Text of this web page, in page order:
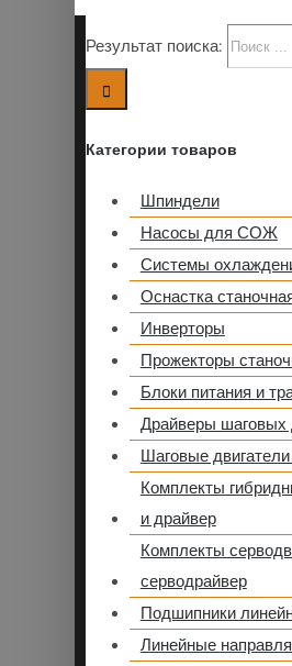
Результат поиска:
Категории товаров
Шпиндели
Насосы для СОЖ
Системы
Оснастка
Инверторы
Прожекторы
Блоки питания и
Драйверы шаговых
Шаговые
Комплекты
и драйвер
Комплекты
серводрайвер
Подшипники
Линейные